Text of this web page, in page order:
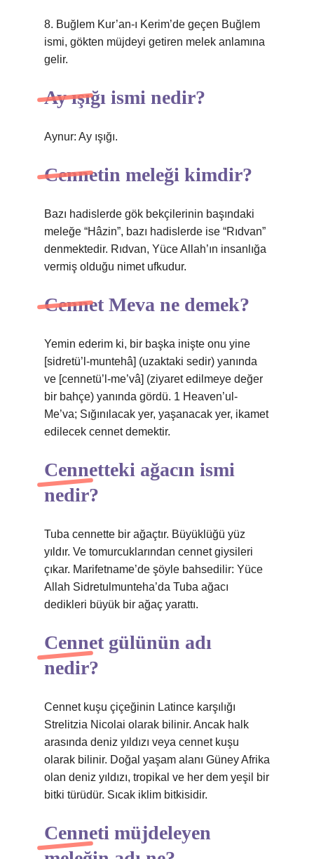
8. Buğlem Kur’an-ı Kerim’de geçen Buğlem
ismi, gökten müjdeyi getiren melek anlamına
gelir.
Ay ışığı ismi nedir?
Aynur: Ay ışığı.
Cennetin meleği kimdir?
Bazı hadislerde gök bekçilerinin başındaki
meleğe “Hâzin”, bazı hadislerde ise “Rıdvan”
denmektedir. Rıdvan, Yüce Allah’ın insanlığa
vermiş olduğu nimet ufkudur.
Cennet Meva ne demek?
Yemin ederim ki, bir başka inişte onu yine
[sidretü’l-muntehâ] (uzaktaki sedir) yanında
ve [cennetü’l-me’vâ] (ziyaret edilmeye değer
bir bahçe) yanında gördü. 1 Heaven’ul-
Me’va; Sığınılacak yer, yaşanacak yer, ikamet
edilecek cennet demektir.
Cennetteki ağacın ismi
nedir?
Tuba cennette bir ağaçtır. Büyüklüğü yüz
yıldır. Ve tomurcuklarından cennet giysileri
çıkar. Marifetname’de şöyle bahsedilir: Yüce
Allah Sidretulmunteha’da Tuba ağacı
dedikleri büyük bir ağaç yarattı.
Cennet gülünün adı
nedir?
Cennet kuşu çiçeğinin Latince karşılığı
Strelitzia Nicolai olarak bilinir. Ancak halk
arasında deniz yıldızı veya cennet kuşu
olarak bilinir. Doğal yaşam alanı Güney Afrika
olan deniz yıldızı, tropikal ve her dem yeşil bir
bitki türüdür. Sıcak iklim bitkisidir.
Cenneti müjdeleyen